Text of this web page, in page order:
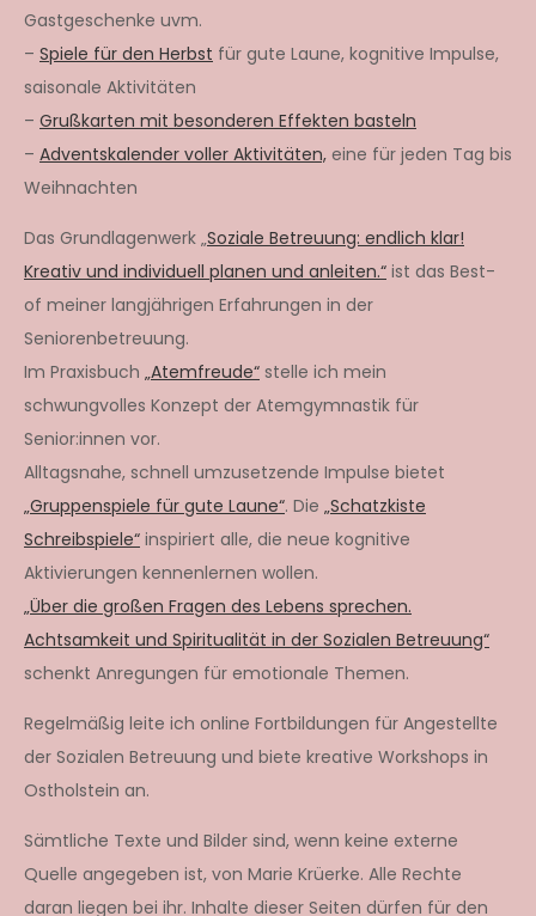
Gastgeschenke uvm.
– Spiele für den Herbst für gute Laune, kognitive Impulse,
saisonale Aktivitäten
– Grußkarten mit besonderen Effekten basteln
– Adventskalender voller Aktivitäten, eine für jeden Tag bis
Weihnachten
Das Grundlagenwerk „Soziale Betreuung: endlich klar!
Kreativ und individuell planen und anleiten.“ ist das Best-
of meiner langjährigen Erfahrungen in der
Seniorenbetreuung.
Im Praxisbuch „Atemfreude“ stelle ich mein
schwungvolles Konzept der Atemgymnastik für
Senior:innen vor.
Alltagsnahe, schnell umzusetzende Impulse bietet
„Gruppenspiele für gute Laune“. Die „Schatzkiste
Schreibspiele“ inspiriert alle, die neue kognitive
Aktivierungen kennenlernen wollen.
„Über die großen Fragen des Lebens sprechen.
Achtsamkeit und Spiritualität in der Sozialen Betreuung“
schenkt Anregungen für emotionale Themen.
Regelmäßig leite ich online Fortbildungen für Angestellte
der Sozialen Betreuung und biete kreative Workshops in
Ostholstein an.
Sämtliche Texte und Bilder sind, wenn keine externe
Quelle angegeben ist, von Marie Krüerke. Alle Rechte
daran liegen bei ihr. Inhalte dieser Seiten dürfen für den